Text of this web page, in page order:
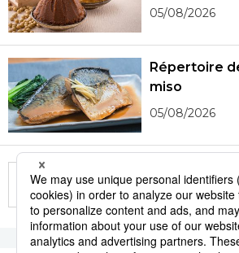
05/08/2026
Répertoire
miso
05/08/2026
More in this series